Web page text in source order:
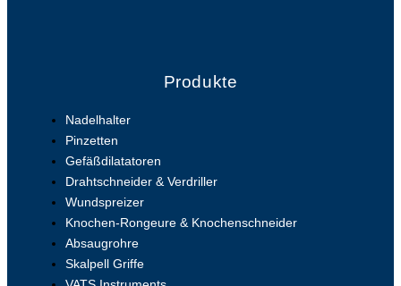
Produkte
Nadelhalter
Pinzetten
Gefäßdilatatoren
Drahtschneider & Verdriller
Wundspreizer
Knochen-Rongeure & Knochenschneider
Absaugrohre
Skalpell Griffe